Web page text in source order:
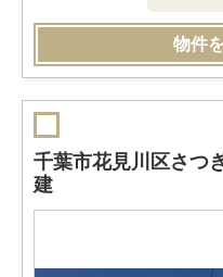
物件
千葉市花見川区さつ
建